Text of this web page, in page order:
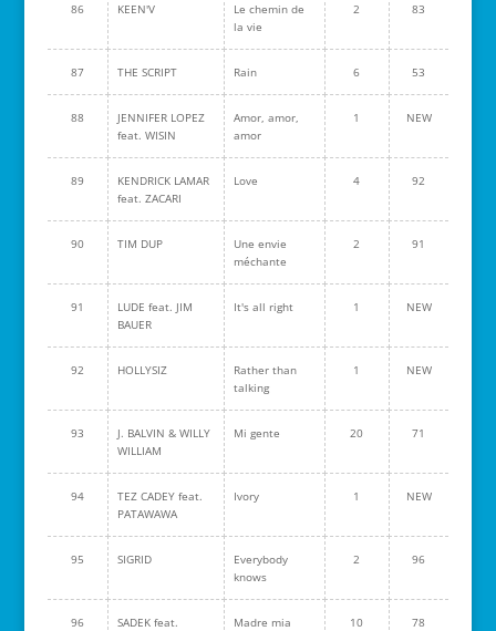
86 KEEN'V
Le chemin de
la vie
2 83
87 THE SCRIPT Rain 6 53
88
JENNIFER LOPEZ
feat. WISIN
Amor, amor,
amor
1 NEW
89
KENDRICK LAMAR
feat. ZACARI
Love 4 92
90 TIM DUP
Une envie
méchante
2 91
91
LUDE feat. JIM
BAUER
It's all right 1 NEW
92 HOLLYSIZ
Rather than
talking
1 NEW
93
J. BALVIN & WILLY
WILLIAM
Mi gente 20 71
94
TEZ CADEY feat.
PATAWAWA
Ivory 1 NEW
95 SIGRID
Everybody
knows
2 96
96
SADEK feat.
Madre mia 10 78